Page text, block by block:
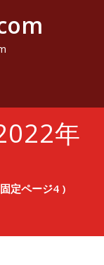
年
定ページ4 )